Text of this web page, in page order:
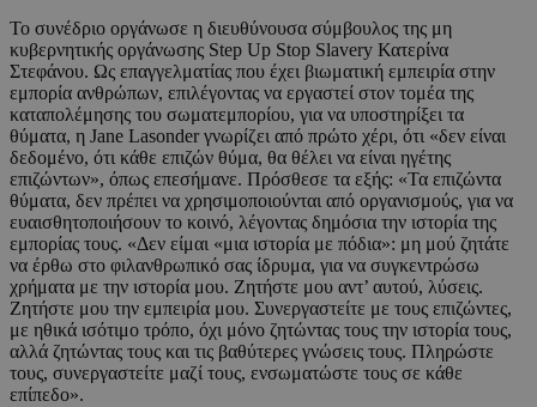
Το συνέδριο οργάνωσε η διευθύνουσα σύμβουλος της μη
κυβερνητικής οργάνωσης Step Up Stop Slavery Κατερίνα
Στεφάνου. Ως επαγγελματίας που έχει βιωματική εμπειρία στην
εμπορία ανθρώπων, επιλέγοντας να εργαστεί στον τομέα της
καταπολέμησης του σωματεμπορίου, για να υποστηρίξει τα
θύματα, η Jane Lasonder γνωρίζει από πρώτο χέρι, ότι «δεν είναι
δεδομένο, ότι κάθε επιζών θύμα, θα θέλει να είναι ηγέτης
επιζώντων», όπως επεσήμανε. Πρόσθεσε τα εξής: «Τα επιζώντα
θύματα, δεν πρέπει να χρησιμοποιούνται από οργανισμούς, για να
ευαισθητοποιήσουν το κοινό, λέγοντας δημόσια την ιστορία της
εμπορίας τους. «Δεν είμαι «μια ιστορία με πόδια»: μη μού ζητάτε
να έρθω στο φιλανθρωπικό σας ίδρυμα, για να συγκεντρώσω
χρήματα με την ιστορία μου. Ζητήστε μου αντ’ αυτού, λύσεις.
Ζητήστε μου την εμπειρία μου. Συνεργαστείτε με τους επιζώντες,
με ηθικά ισότιμο τρόπο, όχι μόνο ζητώντας τους την ιστορία τους,
αλλά ζητώντας τους και τις βαθύτερες γνώσεις τους. Πληρώστε
τους, συνεργαστείτε μαζί τους, ενσωματώστε τους σε κάθε
επίπεδο».